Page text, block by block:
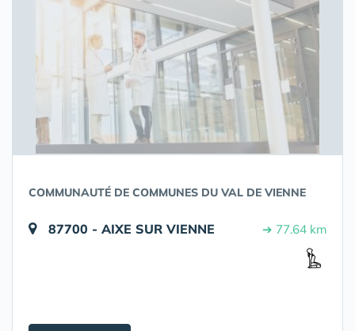
COMMUNAUTÉ DE COMMUNES DU VAL DE VIENNE
87700 - AIXE SUR VIENNE ➔ 77.64 km